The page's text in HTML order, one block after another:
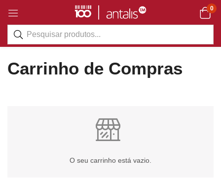
0
Carrinho de Compras
O seu carrinho está vazio.